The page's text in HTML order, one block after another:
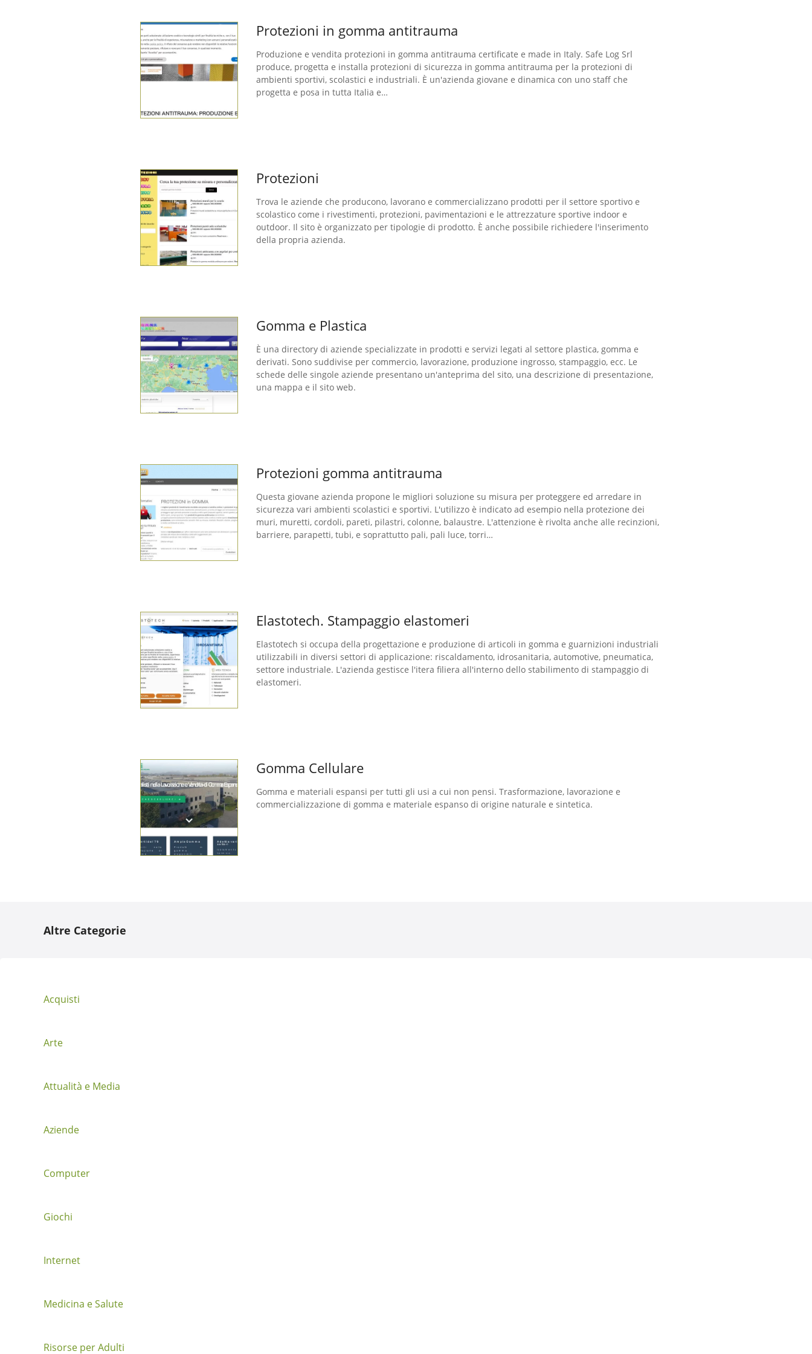
Protezioni in gomma antitrauma
Produzione e vendita protezioni in gomma antitrauma certificate e made in Italy. Safe Log Srl
produce, progetta e installa protezioni di sicurezza in gomma antitrauma per la protezioni di
ambienti sportivi, scolastici e industriali. È un'azienda giovane e dinamica con uno staff che
progetta e posa in tutta Italia e…
Protezioni
Trova le aziende che producono, lavorano e commercializzano prodotti per il settore sportivo e
scolastico come i rivestimenti, protezioni, pavimentazioni e le attrezzature sportive indoor e
outdoor. Il sito è organizzato per tipologie di prodotto. È anche possibile richiedere l'inserimento
della propria azienda.
Gomma e Plastica
È una directory di aziende specializzate in prodotti e servizi legati al settore plastica, gomma e
derivati. Sono suddivise per commercio, lavorazione, produzione ingrosso, stampaggio, ecc. Le
schede delle singole aziende presentano un'anteprima del sito, una descrizione di presentazione,
una mappa e il sito web.
Protezioni gomma antitrauma
Questa giovane azienda propone le migliori soluzione su misura per proteggere ed arredare in
sicurezza vari ambienti scolastici e sportivi. L'utilizzo è indicato ad esempio nella protezione dei
muri, muretti, cordoli, pareti, pilastri, colonne, balaustre. L'attenzione è rivolta anche alle recinzioni,
barriere, parapetti, tubi, e soprattutto pali, pali luce, torri…
Elastotech. Stampaggio elastomeri
Elastotech si occupa della progettazione e produzione di articoli in gomma e guarnizioni industriali
utilizzabili in diversi settori di applicazione: riscaldamento, idrosanitaria, automotive, pneumatica,
settore industriale. L'azienda gestisce l'itera filiera all'interno dello stabilimento di stampaggio di
elastomeri.
Gomma Cellulare
Gomma e materiali espansi per tutti gli usi a cui non pensi. Trasformazione, lavorazione e
commercializzazione di gomma e materiale espanso di origine naturale e sintetica.
Altre Categorie
Acquisti
Arte
Attualità e Media
Aziende
Computer
Giochi
Internet
Medicina e Salute
Risorse per Adulti